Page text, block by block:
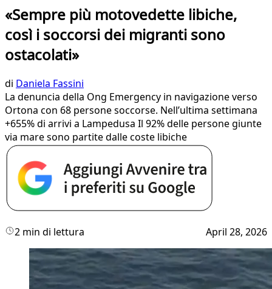
«Sempre più motovedette libiche,
così i soccorsi dei migranti sono
ostacolati»
di Daniela Fassini
La denuncia della Ong Emergency in navigazione verso
Ortona con 68 persone soccorse. Nell’ultima settimana
+655% di arrivi a Lampedusa Il 92% delle persone giunte
via mare sono partite dalle coste libiche
2 min di lettura April 28, 2026